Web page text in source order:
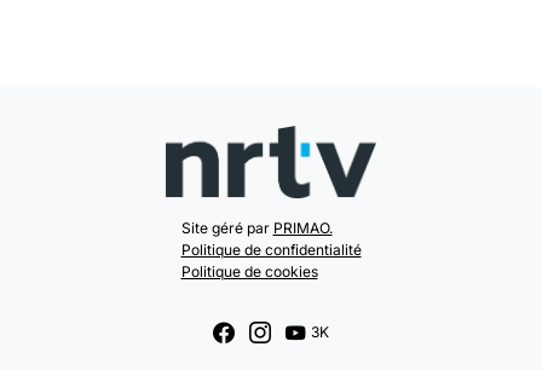
Site géré par PRIMAO.
Politique de confidentialité
Politique de cookies
3K